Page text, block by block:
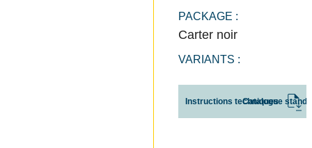
PACKAGE :
Carter noir
VARIANTS :
Instructions techniques
Catalogue